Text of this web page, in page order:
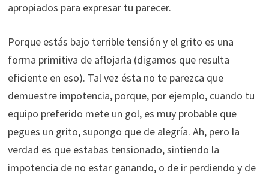
apropiados para expresar tu parecer.
Porque estás bajo terrible tensión y el grito es una
forma primitiva de aflojarla (digamos que resulta
eficiente en eso). Tal vez ésta no te parezca que
demuestre impotencia, porque, por ejemplo, cuando tu
equipo preferido mete un gol, es muy probable que
pegues un grito, supongo que de alegría. Ah, pero la
verdad es que estabas tensionado, sintiendo la
impotencia de no estar ganando, o de ir perdiendo y de